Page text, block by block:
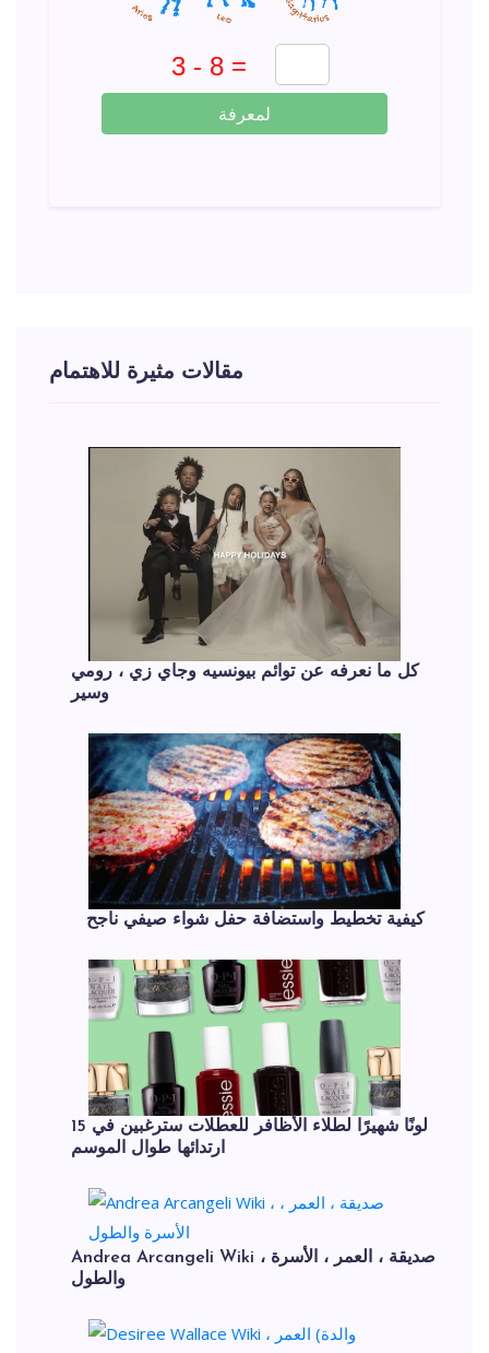
لمعرفة
مقالات مثيرة للاهتمام
كل ما نعرفه عن توائم بيونسيه وجاي زي ، رومي
وسير
كيفية تخطيط واستضافة حفل شواء صيفي ناجح
15 لونًا شهيرًا لطلاء الأظافر للعطلات سترغبين في
ارتدائها طوال الموسم
Andrea Arcangeli Wiki ، صديقة ، العمر ، الأسرة
والطول